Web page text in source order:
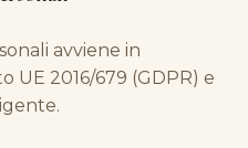
avviene in
UE 2016/679 (GDPR) e